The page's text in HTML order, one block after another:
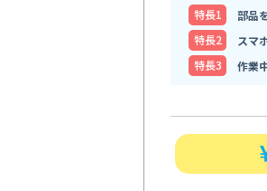
特⻑1
部品
特⻑2
スマ
特⻑3
作業